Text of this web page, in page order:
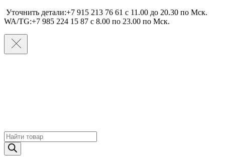
Уточнить детали:+7 915 213 76 61 c 11.00 до 20.30 по Мcк.
WA/TG:+7 985 224 15 87 c 8.00 по 23.00 по Мcк.
Поиск
товаров